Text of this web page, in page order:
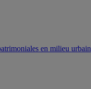
en milieu urbain